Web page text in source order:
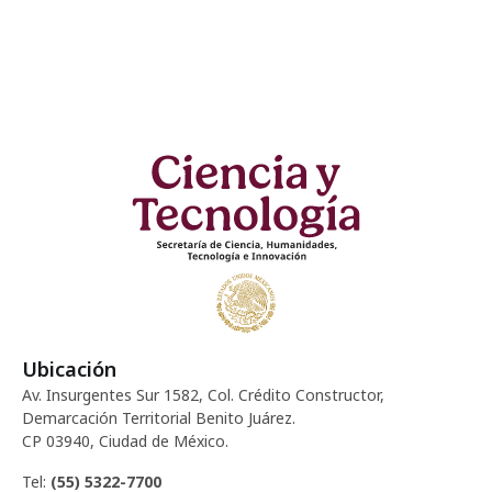
Ubicación
Av. Insurgentes Sur 1582, Col. Crédito Constructor,
Demarcación Territorial Benito Juárez.
CP 03940, Ciudad de México.
Tel: (55) 5322-7700